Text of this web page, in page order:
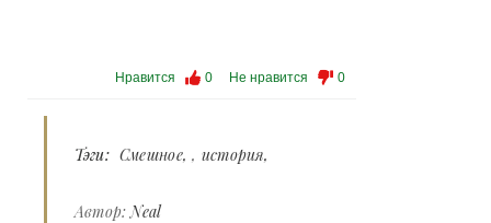
Нравится 0 Не нравится 0
Тэги: Смешное , история
Автор:Neal